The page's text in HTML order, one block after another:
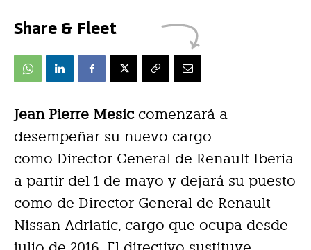
Share & Fleet
Jean Pierre Mesiccomenzará a
desempeñar su nuevo cargo
como Director General de Renault Iberia
a partir del 1 de mayo y dejará su puesto
como de Director General de Renault-
Nissan Adriatic, cargo que ocupa desde